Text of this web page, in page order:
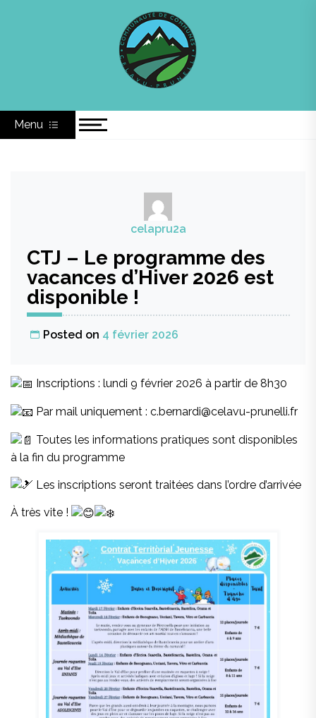
Communauté de
Communes du Celavu
Prunelli
Menu
celapru2a
CTJ – Le programme des
vacances d’Hiver 2026 est
disponible !
Posted on 4 février 2026
Inscriptions : lundi 9 février 2026 à partir de 8h30
Par mail uniquement : c.bernardi@celavu-prunelli.fr
Toutes les informations pratiques sont disponibles
à la fin du programme
Les inscriptions seront traitées dans l’ordre d’arrivée
À très vite !